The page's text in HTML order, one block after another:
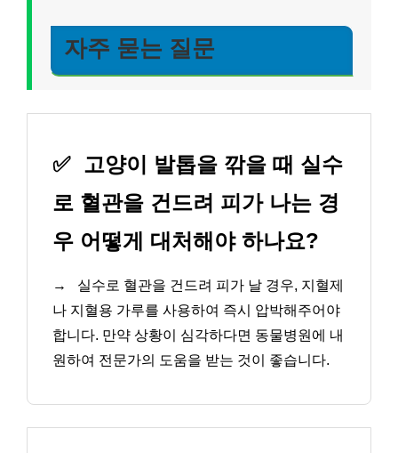
자주 묻는 질문
✅ 고양이 발톱을 깎을 때 실수
로 혈관을 건드려 피가 나는 경
우 어떻게 대처해야 하나요?
→
실수로 혈관을 건드려 피가 날 경우, 지혈제
나 지혈용 가루를 사용하여 즉시 압박해주어야
합니다. 만약 상황이 심각하다면 동물병원에 내
원하여 전문가의 도움을 받는 것이 좋습니다.